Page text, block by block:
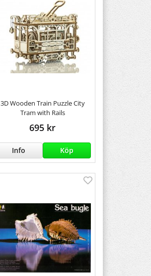
3D Wooden Train Puzzle City
Tram with Rails
695 kr
Info Köp